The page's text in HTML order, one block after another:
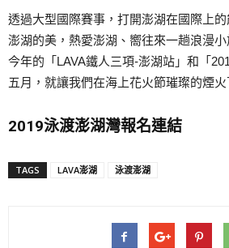
透過大型國際賽事，打開澎湖在國際上
澎湖的美，熱愛澎湖、嚮往來一趟浪漫
今年的「LAVA鐵人三項-澎湖站」和「
五月，就讓我們在海上花火節璀璨的煙火
2019泳渡澎湖灣報名連結
TAGS LAVA澎湖 泳渡澎湖